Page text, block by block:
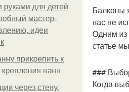
руками для детей
мастер-
идеи
прикрепить к
ванн
через стену.
Балконы
нас не
Одним из
статье
###
Когда